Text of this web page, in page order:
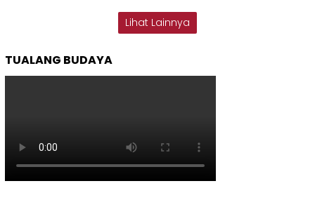
Lihat Lainnya
TUALANG BUDAYA